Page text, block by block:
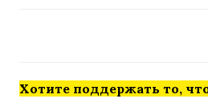
Хотите поддержать то,